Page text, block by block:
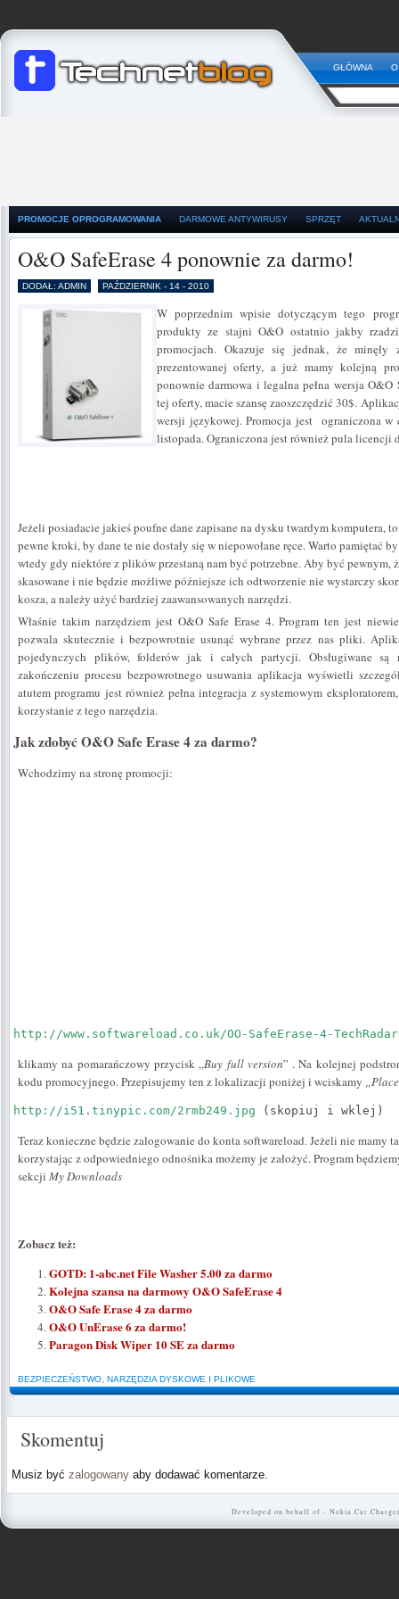
GŁÓWNA
PROMOCJE OPROGRAMOWANIA DARMOWE ANTYWIRUSY SPRZĘT
O&O SafeErase 4 ponownie za darmo!
DODAŁ: ADMIN PAŹDZIERNIK - 14 - 2010
W poprzednim wpisie dotyczącym tego
produkty ze stajni O&O ostatnio jakby
promocjach. Okazuje się jednak, że
prezentowanej oferty, a już mamy kolejną
ponownie darmowa i legalna pełna wersja O&O
tej oferty, macie szansę zaoszczędzić 30$.
wersji językowej. Promocja jest ograniczona
listopada. Ograniczona jest również pula licencji
Jeżeli posiadacie jakieś poufne dane zapisane na dysku twardym komputera,
pewne kroki, by dane te nie dostały się w niepowołane ręce. Warto pamiętać
wtedy gdy niektóre z plików przestaną nam być potrzebne. Aby być pewnym,
skasowane i nie będzie możliwe późniejsze ich odtworzenie nie wystarczy
kosza, a należy użyć bardziej zaawansowanych narzędzi.
Właśnie takim narzędziem jest O&O Safe Erase 4. Program ten jest
pozwala skutecznie i bezpowrotnie usunąć wybrane przez nas pliki.
pojedynczych plików, folderów jak i całych partycji. Obsługiwane są
zakończeniu procesu bezpowrotnego usuwania aplikacja wyświetli
atutem programu jest również pełna integracja z systemowym
korzystanie z tego narzędzia.
Jak zdobyć O&O Safe Erase 4 za darmo?
Wchodzimy na stronę promocji:
http://www.softwareload.co.uk/OO-SafeErase-4-
klikamy na pomarańczowy przycisk „Buy full version” . Na kolejnej
kodu promocyjnego. Przepisujemy ten z lokalizacji poniżej i wciskamy
http://i51.tinypic.com/2rmb249.jpg (skopiuj i wklej)
Teraz konieczne będzie zalogowanie do konta softwareload. Jeżeli nie mamy
korzystając z odpowiedniego odnośnika możemy je założyć. Program
sekcji My Downloads
Zobacz też:
GOTD: 1-abc.net File Washer 5.00 za darmo
Kolejna szansa na darmowy O&O SafeErase 4
O&O Safe Erase 4 za darmo
O&O UnErase 6 za darmo!
Paragon Disk Wiper 10 SE za darmo
BEZPIECZEŃSTWO NARZĘDZIA DYSKOWE I PLIKOWE
Skomentuj
Musiz być zalogowany aby dodawać komentarze.
Developed on behalf of - Nokia Car